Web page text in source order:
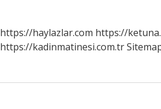
https://haylazlar.com https://
https://kadinmatinesi.com.tr